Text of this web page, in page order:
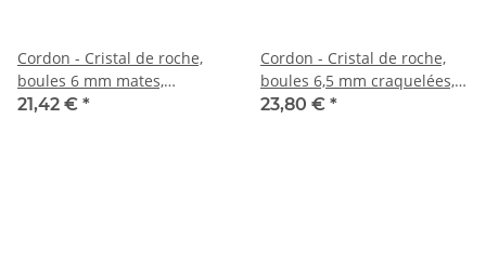
Cordon - Cristal de roche,
boules 6 mm mates,
longueur 40 cm /4646
21,42 € *
Cordon - Cristal de roche,
boules 6,5 mm craquelées,
mates, longueur 40 cm
23,80 € *